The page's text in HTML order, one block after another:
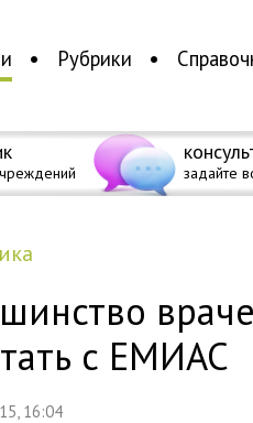
Рубрики
задайте
с ЕМИАС
16:04